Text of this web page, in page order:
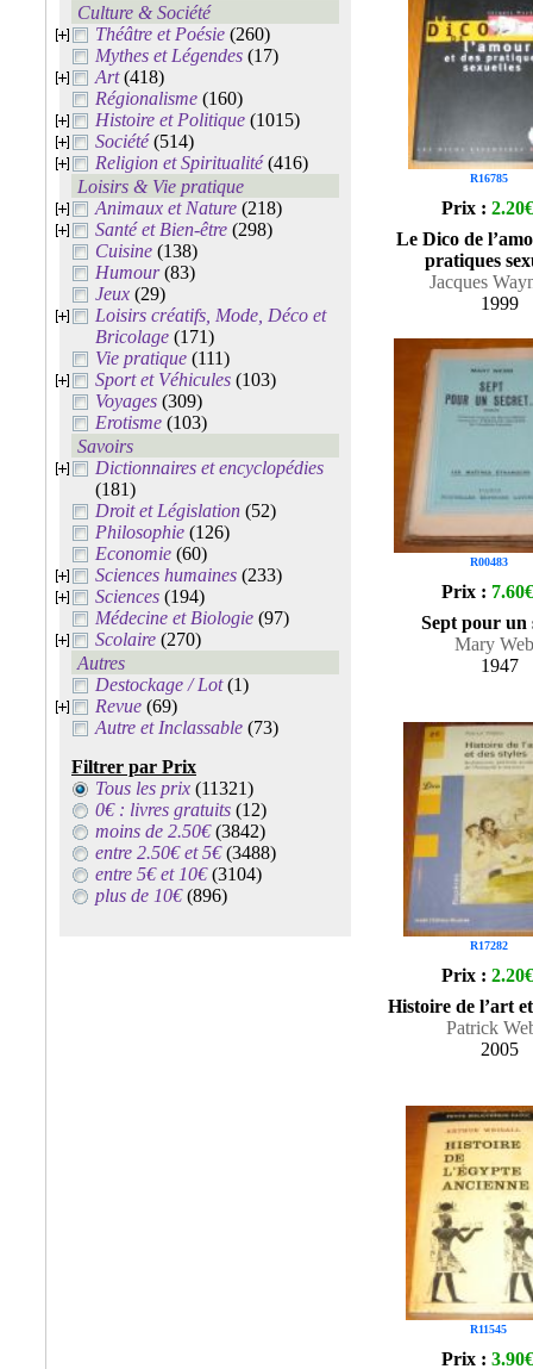
Culture & Société
Théâtre et Poésie (260)
Mythes et Légendes (17)
Art(418)
Régionalisme (160)
Histoire et Politique (1015)
Société(514)
Religion et Spiritualité(416)
Loisirs & Vie pratique
Animaux et Nature (218)
Santé et Bien-être (298)
Cuisine (138)
Humour(83)
Jeux (29)
Loisirs créatifs, Mode, Déco et
Bricolage (171)
Vie pratique (111)
Sport et Véhicules (103)
Voyages (309)
Erotisme (103)
Savoirs
Dictionnaires et encyclopédies
(181)
Droit et Législation (52)
Philosophie (126)
Economie (60)
Sciences humaines (233)
Sciences (194)
Médecine et Biologie (97)
Scolaire (270)
Autres
Destockage / Lot(1)
Revue (69)
Autre et Inclassable (73)
Filtrer par Prix
Tous les prix (11321)
0€ : livres gratuits (12)
moins de 2.50€(3842)
entre 2.50€ et 5€(3488)
entre 5€ et 10€(3104)
plus de 10€(896)
R16785
Prix : 2.20€
Le Dico de
pratiques
Jacques
1999
R00483
Prix : 7.60€
Sept pour un
Mary
1947
R17282
Prix : 2.20€
Histoire de l’art
Patrick
2005
R11545
Prix : 3.90€